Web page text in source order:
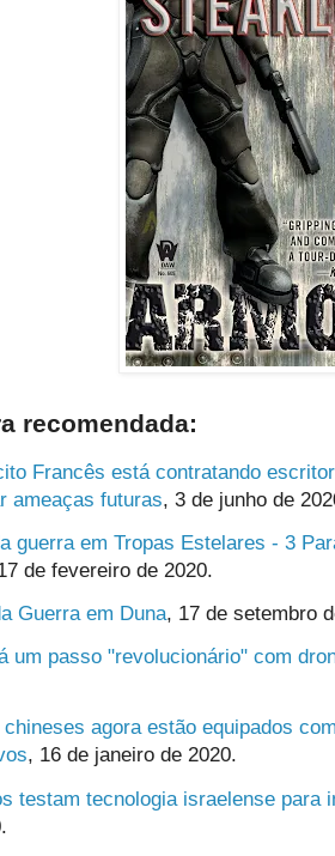
recomendada:
Francês está contratando
ameaças futuras, 3 de junho de
guerra em Tropas Estelares - 3
de fevereiro de 2020.
Guerra em Duna, 17 de setembro
um passo "revolucionário" com
chineses agora estão equipados
, 16 de janeiro de 2020.
testam tecnologia israelense para